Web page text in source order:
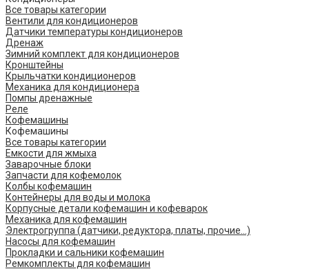
Все товары категории
Вентили для кондиционеров
Датчики температуры кондиционеров
Дренаж
Зимний комплект для кондиционеров
Кронштейны
Крыльчатки кондиционеров
Механика для кондиционера
Помпы дренажные
Реле
Кофемашины
Кофемашины
Все товары категории
Емкости для жмыха
Заварочные блоки
Запчасти для кофемолок
Колбы кофемашин
Контейнеры для воды и молока
Корпусные детали кофемашин и кофеварок
Механика для кофемашин
Электрогруппа (датчики, редуктора, платы, прочие...)
Насосы для кофемашин
Прокладки и сальники кофемашин
Ремкомплекты для кофемашин